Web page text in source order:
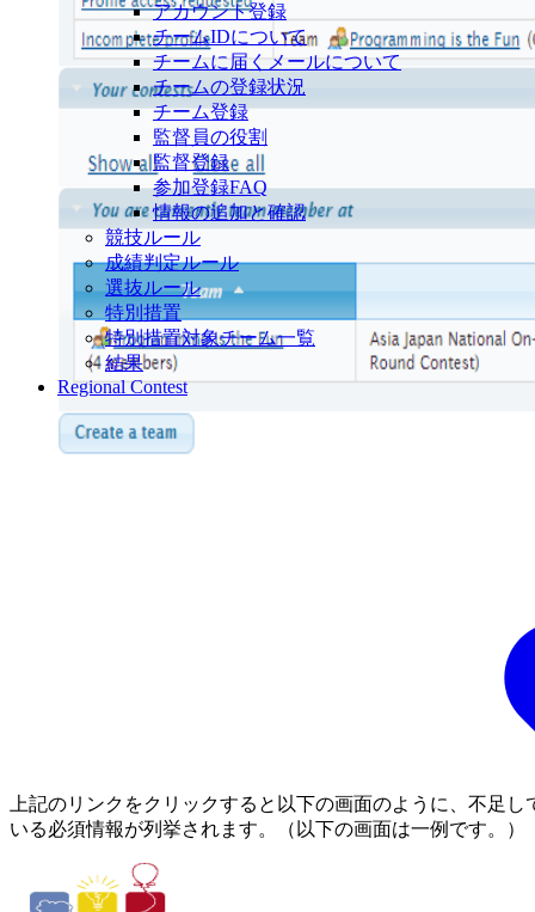
アカウント登録
チームIDについて
チームに届くメールについて
チームの登録状況
チーム登録
監督員の役割
監督登録
参加登録FAQ
情報の追加と確認
競技ルール
成績判定ルール
選抜ルール
特別措置
特別措置対象チーム一覧
結果
Regional Contest
上記のリンクをクリックすると以下の画面のように、不足し
いる必須情報が列挙されます。（以下の画面は一例です。）